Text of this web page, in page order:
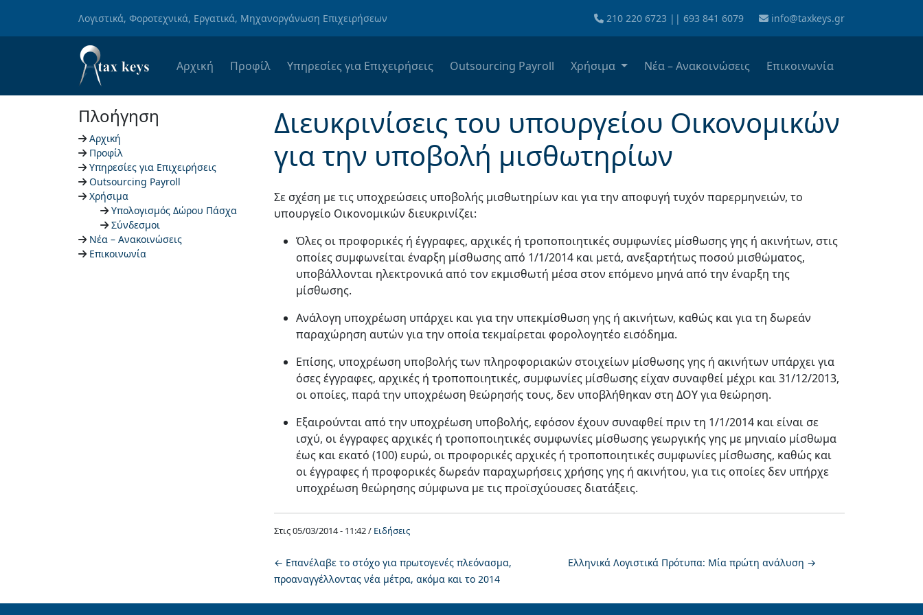
Λογιστικά, Φοροτεχνικά, Εργατικά, Μηχανοργάνωση Επιχειρήσεων 210 220 6723 || 693 841 6079 info@taxkeys.gr
Αρχική Προφίλ Υπηρεσίες για Επιχειρήσεις Outsourcing Payroll Χρήσιμα Νέα – Ανακοινώσεις Επικοινωνία
Πλοήγηση
Αρχική
Προφίλ
Υπηρεσίες για Επιχειρήσεις
Outsourcing Payroll
Χρήσιμα
Υπολογισμός Δώρου Πάσχα
Σύνδεσμοι
Νέα – Ανακοινώσεις
Επικοινωνία
Διευκρινίσεις του υπουργείου Οικονομικών
για την υποβολή μισθωτηρίων
Σε σχέση με τις υποχρεώσεις υποβολής μισθωτηρίων και για την αποφυγή τυχόν παρερμηνειών, το
υπουργείο Οικονομικών διευκρινίζει:
Όλες οι προφορικές ή έγγραφες, αρχικές ή τροποποιητικές συμφωνίες μίσθωσης γης ή ακινήτων, στις
οποίες συμφωνείται έναρξη μίσθωσης από 1/1/2014 και μετά, ανεξαρτήτως ποσού μισθώματος,
υποβάλλονται ηλεκτρονικά από τον εκμισθωτή μέσα στον επόμενο μηνά από την έναρξη της
μίσθωσης.
Ανάλογη υποχρέωση υπάρχει και για την υπεκμίσθωση γης ή ακινήτων, καθώς και για τη δωρεάν
παραχώρηση αυτών για την οποία τεκμαίρεται φορολογητέο εισόδημα.
Επίσης, υποχρέωση υποβολής των πληροφοριακών στοιχείων μίσθωσης γης ή ακινήτων υπάρχει για
όσες έγγραφες, αρχικές ή τροποποιητικές, συμφωνίες μίσθωσης είχαν συναφθεί μέχρι και 31/12/2013,
οι οποίες, παρά την υποχρέωση θεώρησής τους, δεν υποβλήθηκαν στη ΔΟΥ για θεώρηση.
Εξαιρούνται από την υποχρέωση υποβολής, εφόσον έχουν συναφθεί πριν τη 1/1/2014 και είναι σε
ισχύ, οι έγγραφες αρχικές ή τροποποιητικές συμφωνίες μίσθωσης γεωργικής γης με μηνιαίο μίσθωμα
έως και εκατό (100) ευρώ, οι προφορικές αρχικές ή τροποποιητικές συμφωνίες μίσθωσης, καθώς και
οι έγγραφες ή προφορικές δωρεάν παραχωρήσεις χρήσης γης ή ακινήτου, για τις οποίες δεν υπήρχε
υποχρέωση θεώρησης σύμφωνα με τις προϊσχύουσες διατάξεις.
Στις05/03/2014 - 11:42 / Ειδήσεις
← Επανέλαβε το στόχο για πρωτογενές πλεόνασμα,
προαναγγέλλοντας νέα μέτρα, ακόμα και το 2014
Ελληνικά Λογιστικά Πρότυπα: Μία πρώτη ανάλυση →